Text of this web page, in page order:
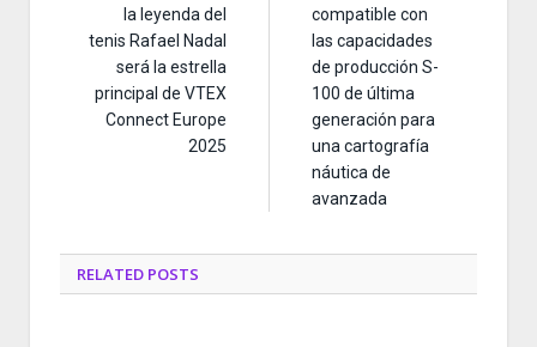
la leyenda del
tenis Rafael Nadal
será la estrella
principal de VTEX
Connect Europe
2025
compatible con
las capacidades
de producción S-
100 de última
generación para
una cartografía
náutica de
avanzada
RELATED POSTS